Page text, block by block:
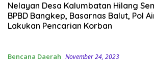
Nelayan Desa Kalumbatan Hilang
BPBD Bangkep, Basarnas Balut, Pol
Lakukan Pencarian Korban
Bencana Daerah November 24, 2023